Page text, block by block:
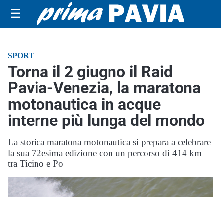
☰
SPORT
Torna il 2 giugno il Raid
Pavia-Venezia, la maratona
motonautica in acque
interne più lunga del mondo
La storica maratona motonautica si prepara a celebrare
la sua 72esima edizione con un percorso di 414 km
tra Ticino e Po